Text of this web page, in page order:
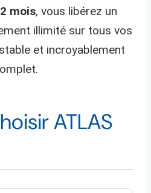
mois, vous libérez un
illimité sur tous vos
et incroyablement
ATLAS